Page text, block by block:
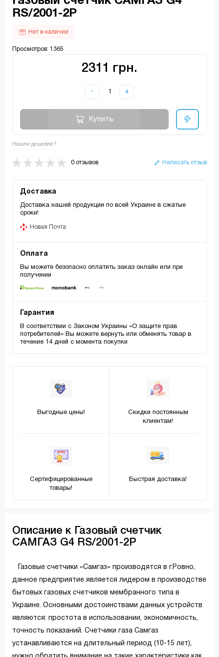
RS/2001-2P
Нет в наличии
Просмотров: 1365
2311 грн.
- +
Купить
Нашли дешевле?
0 отзывов Написать отзыв
Доставка
Доставка нашей продукции по всей Украине в сжатые
сроки!
Новая Почта
Оплата
Вы можете безопасно оплатить заказ онлайн или при
получении
Гарантия
В соответствии с Законом Украины «О защите прав
потребителей» Вы можете вернуть или обменять товар в
течение 14 дней с момента покупки
Выгодные цены!
Скидки постоянным
клиентам!
Сертифицированные
товары!
Быстрая доставка!
Описание к Газовый счетчик
САМГАЗ G4 RS/2001-2P
Газовые счетчики «Самгаз» производятся в г.Ровно,
данное предприятие является лидером в производстве
бытовых газовых счетчиков мембранного типа в
Украине. Основными достоинствами данных устройств
являются: простота в использовании, экономичность,
точность показаний. Счетчики газа Самгаз
устанавливаются на длительный период (10-15 лет),